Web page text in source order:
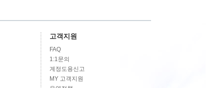
고객지원
FAQ
1:1문의
계정도용신고
MY 고객지원